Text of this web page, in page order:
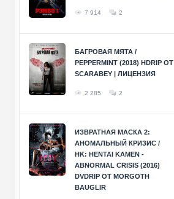
7 914 2
БАГРОВАЯ МЯТА /
PEPPERMINT (2018) HDRIP ОТ
SCARABEY | ЛИЦЕНЗИЯ
2 285 2
ИЗВРАТНАЯ МАСКА 2:
АНОМАЛЬНЫЙ КРИЗИС /
HK: HENTAI KAMEN -
ABNORMAL CRISIS (2016)
DVDRIP ОТ MORGOTH
BAUGLIR